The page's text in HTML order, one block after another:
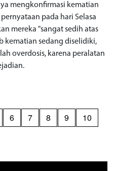
mengkonfirmasi kematian
pada hari Selasa
mereka "sangat sedih atas
kematian sedang diselidiki,
overdosis, karena peralatan
6 7 8 9
10